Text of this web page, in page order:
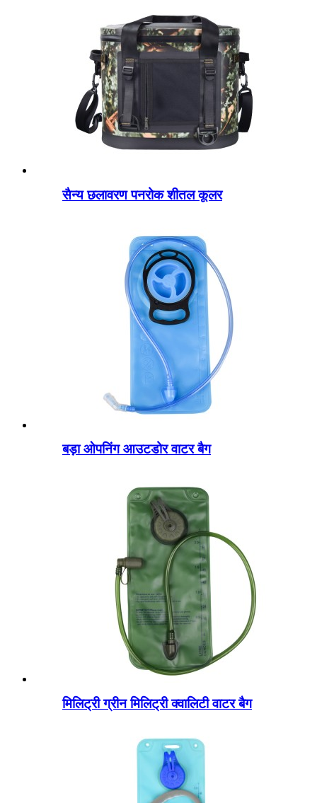
सैन्य छलावरण पनरोक शीतल कूलर
बड़ा ओपनिंग आउटडोर वाटर बैग
मिलिट्री ग्रीन मिलिट्री क्वालिटी वाटर बैग